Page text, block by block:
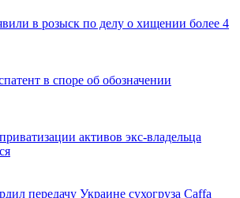
в розыск по делу о хищении более 4
в споре об обозначении
активов экс-владельца
передачу Украине сухогруза Caffa